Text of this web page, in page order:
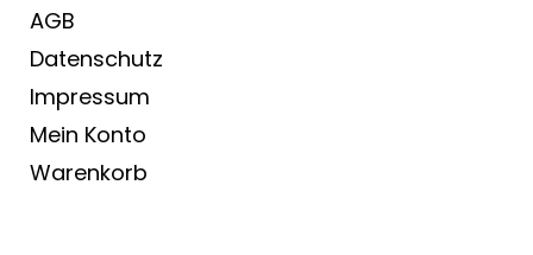
AGB
Datenschutz
Impressum
Mein Konto
Warenkorb